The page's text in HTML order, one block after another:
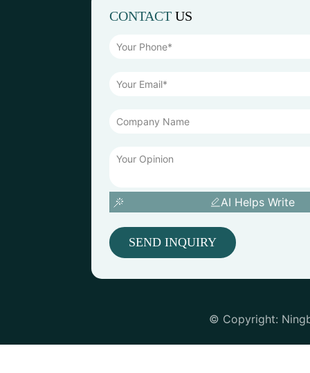
CONTACT US
AI Helps Write
SEND INQUIRY
© Copyright: